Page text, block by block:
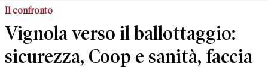
Il confronto
Vignola verso il ballottaggio:
sicurezza, Coop e sanità, faccia